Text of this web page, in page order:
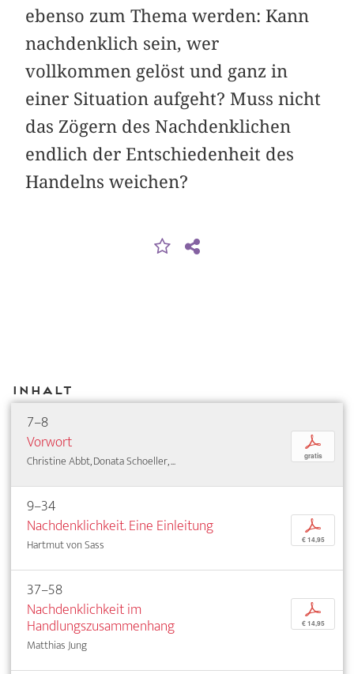
ebenso zum Thema werden: Kann
nachdenklich sein, wer
vollkommen gelöst und ganz in
einer Situation aufgeht? Muss nicht
das Zögern des Nachdenklichen
end­lich der Entschiedenheit des
Handelns weichen?
Inhalt
7–8
Vorwort
Christine Abbt, Donata Schoeller, ...
p
gratis
9–34
Nachdenklichkeit. Eine Einleitung
Hartmut von Sass
p
€ 14,95
37–58
Nachdenklichkeit im
Handlungszusammenhang
Matthias Jung
p
€ 14,95